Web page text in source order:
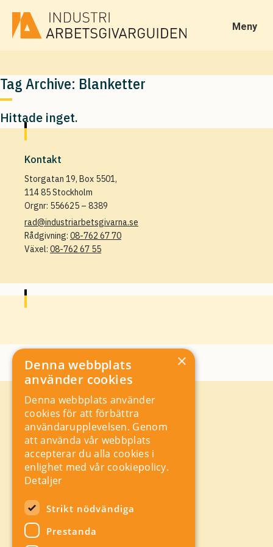
Meny
Tag Archive: Blanketter
Hittade inget.
Kontakt
Storgatan 19, Box 5501,
114 85 Stockholm
Orgnr: 556625 – 8389
rad@industriarbetsgivarna.se
Rådgivning: 08-762 67 70
Växel: 08-762 67 55
Kontakt
Storgatan 19, Box 5501,
114 85 Stockholm
Orgnr: 556625 – 8389
rad@industriarbetsgivarna.se
Rådgivning:08-762 67 70
Växel:08-762 67 55
Hitta snabbt
A-Ö
×
Denna webbplats
använder cookies
Denna webbplats använder
cookies för att förbättra
användarupplevelsen. Genom
att använda vår webbplats
accepterar du alla cookies i
enlighet med vår cookiepolicy.
Detaljer
Strikt nödvändiga
Prestanda